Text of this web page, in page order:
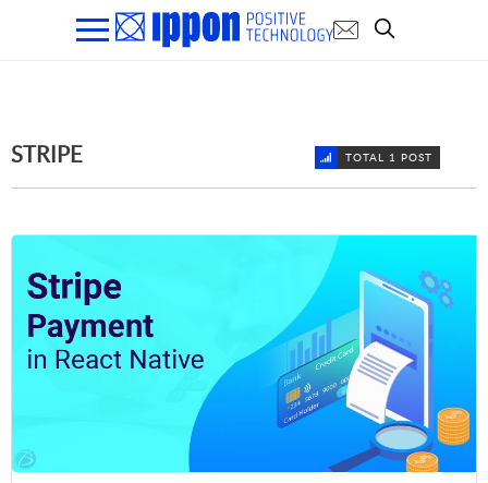
STRIPE TOTAL 1 POST